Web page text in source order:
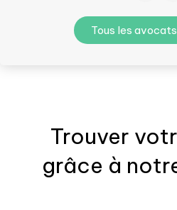
Tous les
Trouver
grâce à